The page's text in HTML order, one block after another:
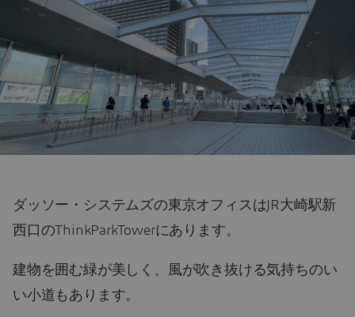
ダッソー・システムズの東京オフィスはJR大崎駅新
西口のThinkParkTowerにあります。
建物を囲む緑が美しく、風が吹き抜ける気持ちのい
い小道もあります。